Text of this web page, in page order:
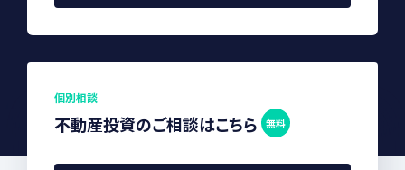
個別相談
不動産投資のご相談はこちら 無料